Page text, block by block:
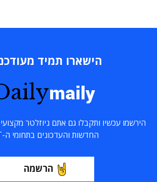
הישארו תמיד
maily
הירשמו עכשיו ותקבלו גם אתם ניוזלטר
החדשות והעדכונים בתחומי ה-ICT
הרשמה